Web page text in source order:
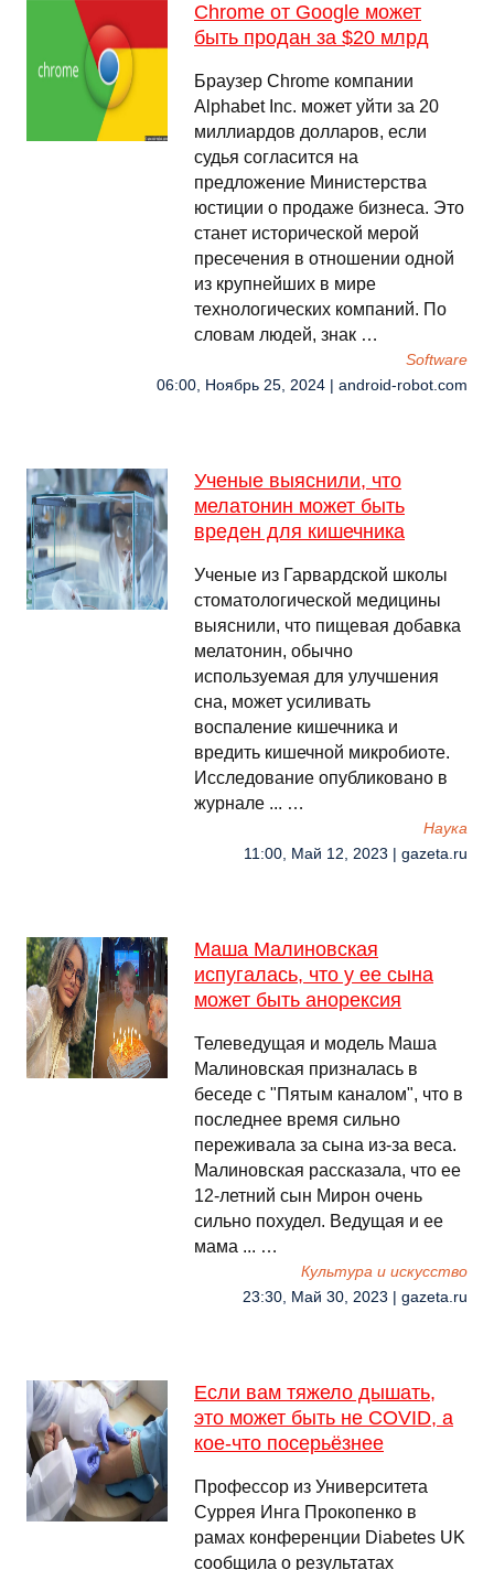
Chrome от Google может
быть продан за $20 млрд
Браузер Chrome компании
Alphabet Inc. может уйти за 20
миллиардов долларов, если
судья согласится на
предложение Министерства
юстиции о продаже бизнеса. Это
станет исторической мерой
пресечения в отношении одной
из крупнейших в мире
технологических компаний. По
словам людей, знак …
Software
06:00, Ноябрь 25, 2024 | android-robot.com
Ученые выяснили, что
мелатонин может быть
вреден для кишечника
Ученые из Гарвардской школы
стоматологической медицины
выяснили, что пищевая добавка
мелатонин, обычно
используемая для улучшения
сна, может усиливать
воспаление кишечника и
вредить кишечной микробиоте.
Исследование опубликовано в
журнале ... …
Наука
11:00, Май 12, 2023 | gazeta.ru
Маша Малиновская
испугалась, что у ее сына
может быть анорексия
Телеведущая и модель Маша
Малиновская призналась в
беседе с "Пятым каналом", что в
последнее время сильно
переживала за сына из-за веса.
Малиновская рассказала, что ее
12-летний сын Мирон очень
сильно похудел. Ведущая и ее
мама ... …
Культура и искусство
23:30, Май 30, 2023 | gazeta.ru
Если вам тяжело дышать,
это может быть не COVID, а
кое-что посерьёзнее
Профессор из Университета
Суррея Инга Прокопенко в
рамах конференции Diabetes UK
сообщила о результатах